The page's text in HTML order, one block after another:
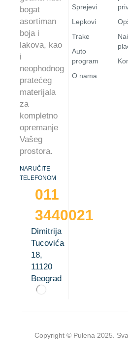
bogat
asortiman
boja i
lakova, kao
i
neophodnog
pratećeg
materijala
za
kompletno
opremanje
Vašeg
prostora.
NARUČITE
TELEFONOM
011
3440021
Dimitrija
Tucovića
18,
11120
Beograd
Sprejevi
Lepkovi
Trake
Auto
program
O nama
Copyright © Pulena 2025.